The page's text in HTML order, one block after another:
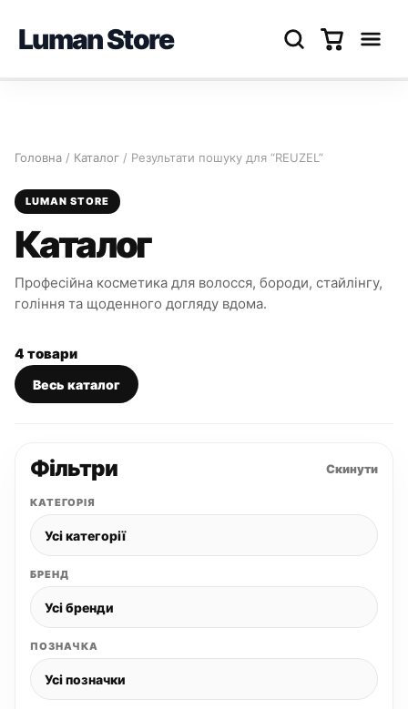
Luman Store
Головна / Каталог / Результати пошуку для “REUZEL”
LUMAN STORE
Каталог
Професійна косметика для волосся, бороди, стайлінгу,
гоління та щоденного догляду вдома.
4 товари
Весь каталог
Фільтри Скинути
КАТЕГОРІЯ
БРЕНД
ПОЗНАЧКА